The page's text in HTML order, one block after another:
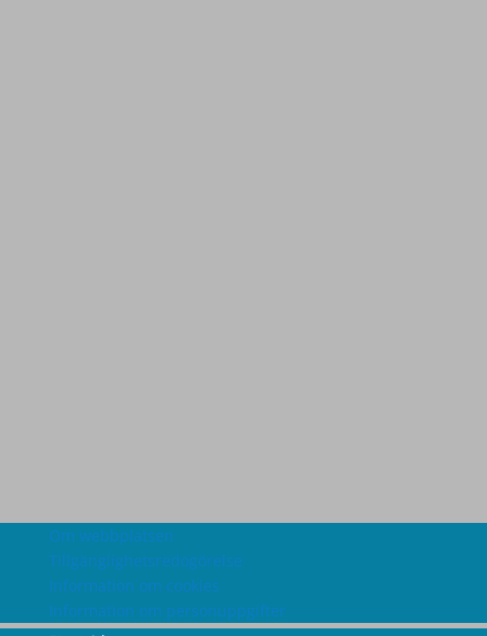
Om webbplatsen
Tillgänglighetsredogörelse
Information om cookies
Information om personuppgifter